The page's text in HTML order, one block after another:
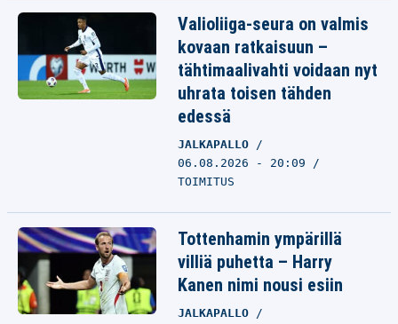
Valioliiga-seura on valmis
kovaan ratkaisuun –
tähtimaalivahti voidaan nyt
uhrata toisen tähden
edessä
JALKAPALLO
06.08.2026 - 20:09
TOIMITUS
Tottenhamin ympärillä
villiä puhetta – Harry
Kanen nimi nousi esiin
JALKAPALLO